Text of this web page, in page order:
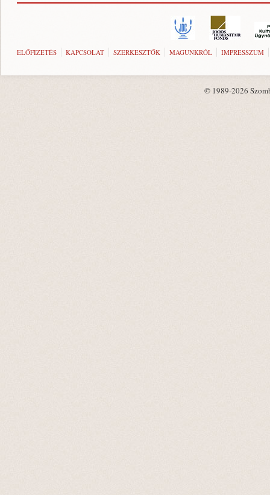
ELŐFIZETÉS KAPCSOLAT SZERKESZTŐK MAGUNKRÓL IMPRESSZUM
© 1989-2026